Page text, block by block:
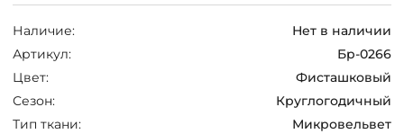
MANAGER@DSTREND.RU
ЗАКАЗАТЬ ЗВОНОК
Наличие:
Нет в наличии
Артикул:
Бр-0266
Цвет:
Фисташковый
Сезон:
Круглогодичный
Тип ткани:
Микровельвет